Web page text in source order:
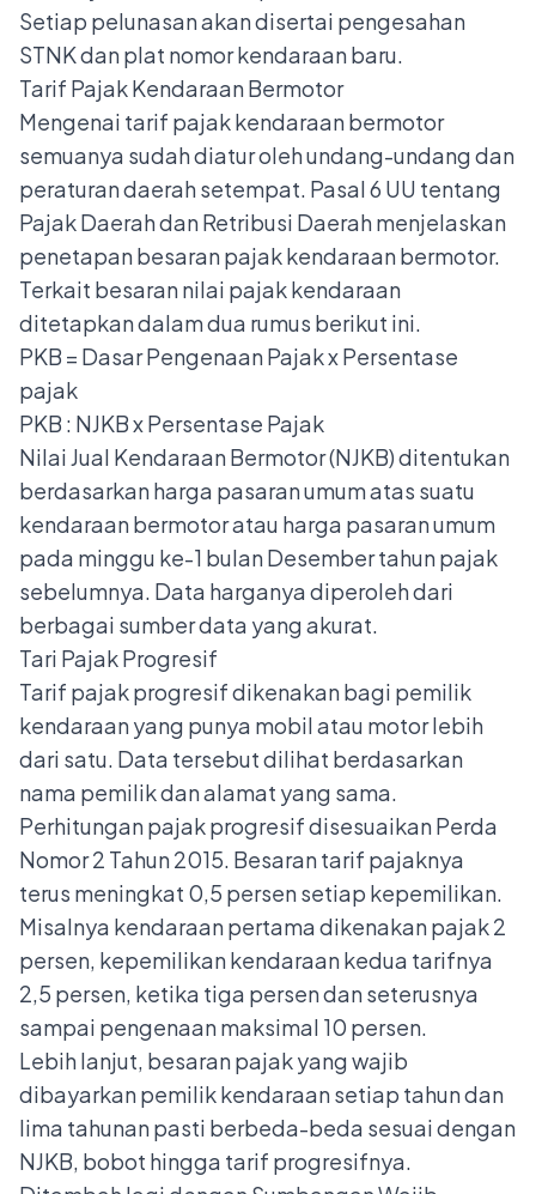
Setiap pelunasan akan disertai pengesahan
STNK dan plat nomor kendaraan baru.
Tarif Pajak Kendaraan Bermotor
Mengenai tarif pajak kendaraan bermotor
semuanya sudah diatur oleh undang-undang dan
peraturan daerah setempat. Pasal 6 UU tentang
Pajak Daerah dan Retribusi Daerah menjelaskan
penetapan besaran pajak kendaraan bermotor.
Terkait besaran nilai pajak kendaraan
ditetapkan dalam dua rumus berikut ini.
PKB = Dasar Pengenaan Pajak x Persentase
pajak
PKB : NJKB x Persentase Pajak
Nilai Jual Kendaraan Bermotor (NJKB) ditentukan
berdasarkan harga pasaran umum atas suatu
kendaraan bermotor atau harga pasaran umum
pada minggu ke-1 bulan Desember tahun pajak
sebelumnya. Data harganya diperoleh dari
berbagai sumber data yang akurat.
Tari Pajak Progresif
Tarif pajak progresif dikenakan bagi pemilik
kendaraan yang punya mobil atau motor lebih
dari satu. Data tersebut dilihat berdasarkan
nama pemilik dan alamat yang sama.
Perhitungan pajak progresif disesuaikan Perda
Nomor 2 Tahun 2015. Besaran tarif pajaknya
terus meningkat 0,5 persen setiap kepemilikan.
Misalnya kendaraan pertama dikenakan pajak 2
persen, kepemilikan kendaraan kedua tarifnya
2,5 persen, ketika tiga persen dan seterusnya
sampai pengenaan maksimal 10 persen.
Lebih lanjut, besaran pajak yang wajib
dibayarkan pemilik kendaraan setiap tahun dan
lima tahunan pasti berbeda-beda sesuai dengan
NJKB, bobot hingga tarif progresifnya.